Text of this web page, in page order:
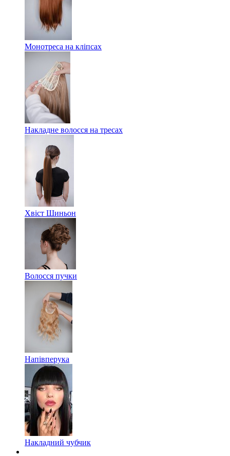
Монотреса на кліпсах
Накладне волосся на тресах
Хвіст Шиньон
Волосся пучки
Напівперука
Накладний чубчик